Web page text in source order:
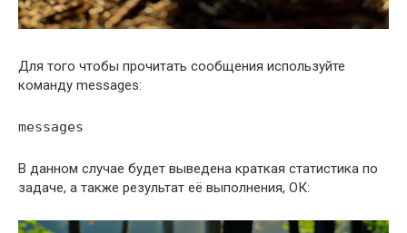
Для того чтобы прочитать сообщения используйте
команду messages:
messages
В данном случае будет выведена краткая статистика по
задаче, а также результат её выполнения, ОК: